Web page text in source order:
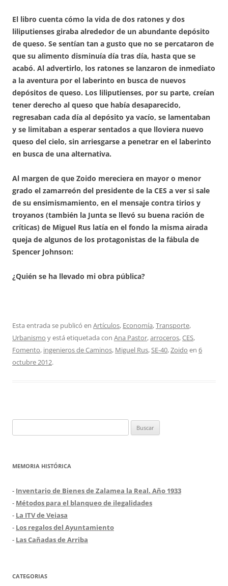
El libro cuenta cómo la vida de dos ratones y dos
liliputienses giraba alrededor de un abundante depósito
de queso. Se sentían tan a gusto que no se percataron de
que su alimento disminuía día tras día, hasta que se
acabó. Al advertirlo, los ratones se lanzaron de inmediato
a la aventura por el laberinto en busca de nuevos
depósitos de queso. Los liliputienses, por su parte, creían
tener derecho al queso que había desaparecido,
regresaban cada día al depósito ya vacío, se lamentaban
y se limitaban a esperar sentados a que lloviera nuevo
queso del cielo, sin arriesgarse a penetrar en el laberinto
en busca de una alternativa.
Al margen de que Zoido mereciera en mayor o menor
grado el zamarreón del presidente de la CES a ver si sale
de su ensimismamiento, en el mensaje contra tirios y
troyanos (también la Junta se llevó su buena ración de
críticas) de Miguel Rus latía en el fondo la misma airada
queja de algunos de los protagonistas de la fábula de
Spencer Johnson:
¿Quién se ha llevado mi obra pública?
Esta entrada se publicó en Artículos, Economía,Transporte,
Urbanismo y está etiquetada con Ana Pastor,arroceros,CES,
Fomento, ingenieros de Caminos, Miguel Rus, SE-40,Zoido en 6
octubre 2012.
MEMORIA HISTÓRICA
- Inventario de Bienes de Zalamea la Real. Año 1933
- Métodos para el blanqueo de ilegalidades
- La ITV de Veiasa
- Los regalos del Ayuntamiento
- Las Cañadas de Arriba
CATEGORIAS